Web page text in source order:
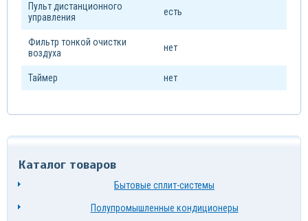
Пульт дистанционного
управления
есть
Фильтр тонкой очистки
воздуха
нет
Таймер нет
Каталог товаров
Бытовые сплит-системы
Полупромышленные кондиционеры